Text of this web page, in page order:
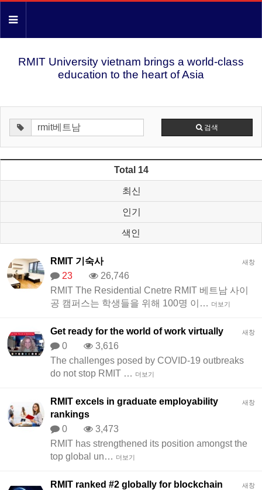
RMIT University vietnam brings a world-class
education to the heart of Asia
검색
Total 14
최신
인기
색인
새창
RMIT 기숙사
23
26,746
RMIT The Residential Cnetre RMIT 베트남 사이
공 캠퍼스는 학생들을 위해 100명 이… 더보기
새창
Get ready for the world of work virtually
0
3,616
The challenges posed by COVID-19 outbreaks
do not stop RMIT … 더보기
새창
RMIT excels in graduate employability
rankings
0
3,473
RMIT has strengthened its position amongst the
top global un… 더보기
새창
RMIT ranked #2 globally for blockchain